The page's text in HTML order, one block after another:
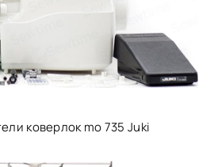
коверлок mo 735 Juki